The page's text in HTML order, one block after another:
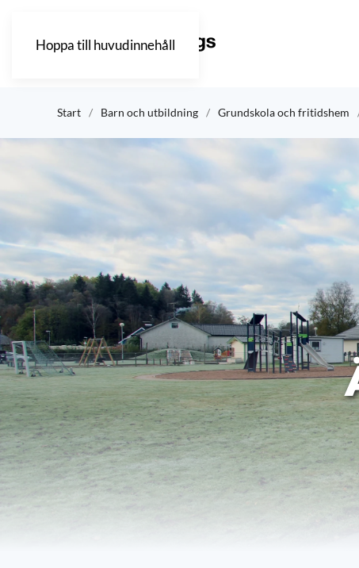
Hoppa till huvudinnehåll
Start Barn och utbildning Grundskola och fritidshem